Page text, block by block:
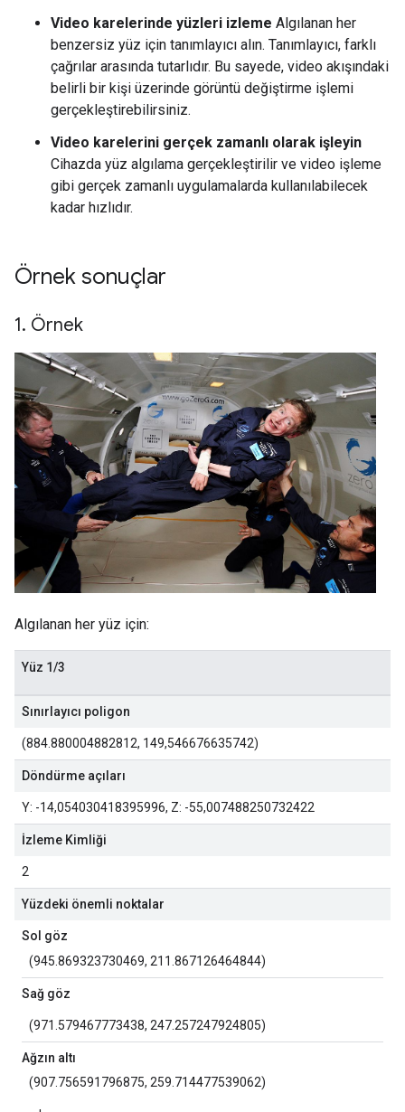
Video karelerinde yüzleri izleme Algılanan her
benzersiz yüz için tanımlayıcı alın. Tanımlayıcı, farklı
çağrılar arasında tutarlıdır. Bu sayede, video akışındaki
belirli bir kişi üzerinde görüntü değiştirme işlemi
gerçekleştirebilirsiniz.
Video karelerini gerçek zamanlı olarak işleyin
Cihazda yüz algılama gerçekleştirilir ve video işleme
gibi gerçek zamanlı uygulamalarda kullanılabilecek
kadar hızlıdır.
Örnek sonuçlar
1. Örnek
Algılanan her yüz için:
Yüz 1/3
Sınırlayıcı poligon
(884.880004882812, 149,546676635742)
Döndürme açıları
Y: -14,054030418395996, Z: -55,007488250732422
İzleme Kimliği
2
Yüzdeki önemli noktalar
Sol göz
(945.869323730469, 211.867126464844)
Sağ göz
(971.579467773438, 247.257247924805)
Ağzın altı
(907.756591796875, 259.714477539062)